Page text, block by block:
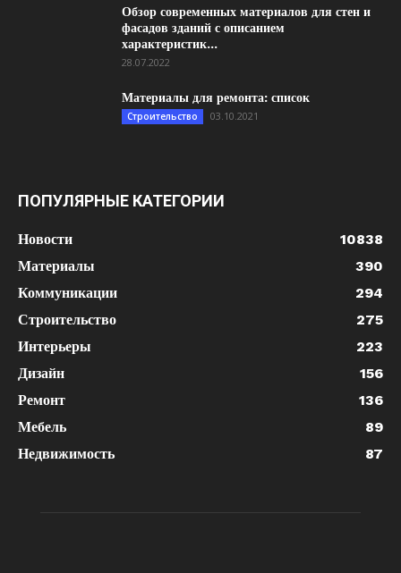
Обзор современных материалов для стен и
фасадов зданий с описанием
характеристик...
28.07.2022
Материалы для ремонта: список
Строительство 03.10.2021
ПОПУЛЯРНЫЕ КАТЕГОРИИ
Новости
10838
Материалы
390
Коммуникации
294
Строительство
275
Интерьеры
223
Дизайн
156
Ремонт
136
Мебель
89
Недвижимость
87